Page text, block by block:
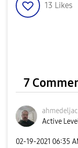
13 Likes
7
Active
‎02-19-2021 06:35